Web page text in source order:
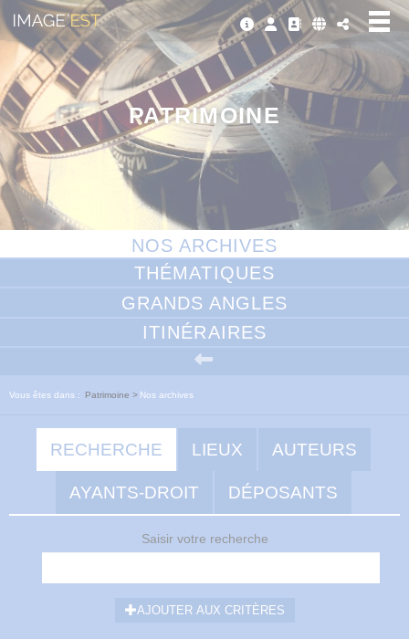
PATRIMOINE
NOS ARCHIVES
THÉMATIQUES
GRANDS ANGLES
ITINÉRAIRES
Vous êtes dans : Patrimoine > Nos archives
RECHERCHE LIEUX AUTEURS
AYANTS-DROIT DÉPOSANTS
Saisir votre recherche
AJOUTER AUX CRITÈRES
Panneau de gestion des cookies